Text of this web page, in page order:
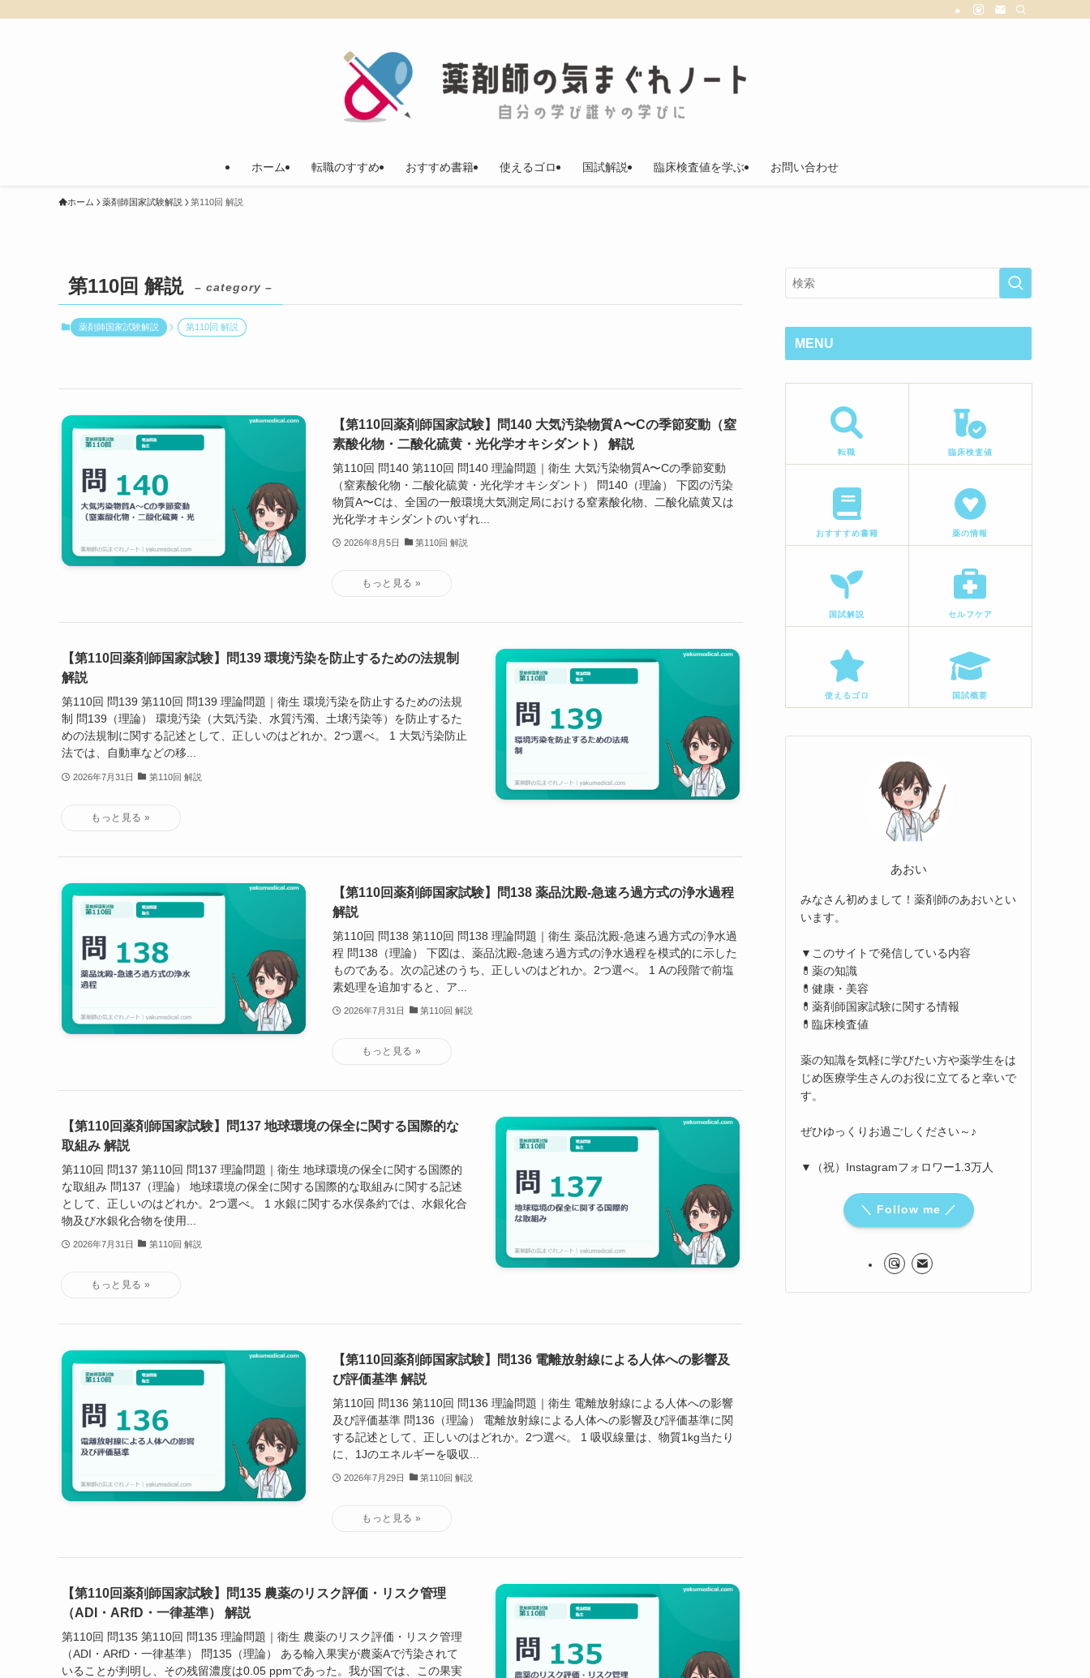
ホーム 転職のすすめ おすすめ書籍 使えるゴロ 国試解説 臨床検査値を学ぶ お問い合わせ
ホーム 薬剤師国家試験解説 第110回 解説
第110回 解説 – category –
薬剤師国家試験解説 第110回 解説
【第110回薬剤師国家試験】問140 大気汚染物質A〜Cの季節変動（窒
素酸化物・二酸化硫黄・光化学オキシダント） 解説
第110回 問140 第110回 問140 理論問題｜衛生 大気汚染物質A〜Cの季節変動
（窒素酸化物・二酸化硫黄・光化学オキシダント） 問140（理論） 下図の汚染
物質A〜Cは、全国の一般環境大気測定局における窒素酸化物、二酸化硫黄又は
光化学オキシダントのいずれ...
2026年8月5日 第110回 解説
【第110回薬剤師国家試験】問139 環境汚染を防止するための法規制
解説
第110回 問139 第110回 問139 理論問題｜衛生 環境汚染を防止するための法規
制 問139（理論） 環境汚染（大気汚染、水質汚濁、土壌汚染等）を防止するた
めの法規制に関する記述として、正しいのはどれか。2つ選べ。 1 大気汚染防止
法では、自動車などの移...
2026年7月31日 第110回 解説
【第110回薬剤師国家試験】問138 薬品沈殿-急速ろ過方式の浄水過程
解説
第110回 問138 第110回 問138 理論問題｜衛生 薬品沈殿-急速ろ過方式の浄水過
程 問138（理論） 下図は、薬品沈殿-急速ろ過方式の浄水過程を模式的に示した
ものである。次の記述のうち、正しいのはどれか。2つ選べ。 1 Aの段階で前塩
素処理を追加すると、ア...
2026年7月31日 第110回 解説
【第110回薬剤師国家試験】問137 地球環境の保全に関する国際的な
取組み 解説
第110回 問137 第110回 問137 理論問題｜衛生 地球環境の保全に関する国際的
な取組み 問137（理論） 地球環境の保全に関する国際的な取組みに関する記述
として、正しいのはどれか。2つ選べ。 1 水銀に関する水俣条約では、水銀化合
物及び水銀化合物を使用...
2026年7月31日 第110回 解説
【第110回薬剤師国家試験】問136 電離放射線による人体への影響及
び評価基準 解説
第110回 問136 第110回 問136 理論問題｜衛生 電離放射線による人体への影響
及び評価基準 問136（理論） 電離放射線による人体への影響及び評価基準に関
する記述として、正しいのはどれか。2つ選べ。 1 吸収線量は、物質1kg当たり
に、1Jのエネルギーを吸収...
2026年7月29日 第110回 解説
【第110回薬剤師国家試験】問135 農薬のリスク評価・リスク管理
（ADI・ARfD・一律基準） 解説
第110回 問135 第110回 問135 理論問題｜衛生 農薬のリスク評価・リスク管理
（ADI・ARfD・一律基準） 問135（理論） ある輸入果実が農薬Aで汚染されて
いることが判明し、その残留濃度は0.05 ppmであった。我が国では、この果実
MENU
転職 臨床検査値
おすすすめ書籍 薬の情報
国試解説 セルフケア
使えるゴロ 国試概要
あおい
みなさん初めまして！薬剤師のあおいとい
います。
▼このサイトで発信している内容
💊薬の知識
💊健康・美容
💊薬剤師国家試験に関する情報
💊臨床検査値
薬の知識を気軽に学びたい方や薬学生をは
じめ医療学生さんのお役に立てると幸いで
す。
ぜひゆっくりお過ごしください～♪
▼（祝）Instagramフォロワー1.3万人
＼ Follow me ／